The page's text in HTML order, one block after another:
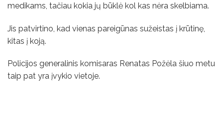
medikams, tačiau kokia jų būklė kol kas nėra skelbiama.
Jis patvirtino, kad vienas pareigūnas sužeistas į krūtinę,
kitas į koją.
Policijos generalinis komisaras Renatas Požėla šiuo metu
taip pat yra įvykio vietoje.